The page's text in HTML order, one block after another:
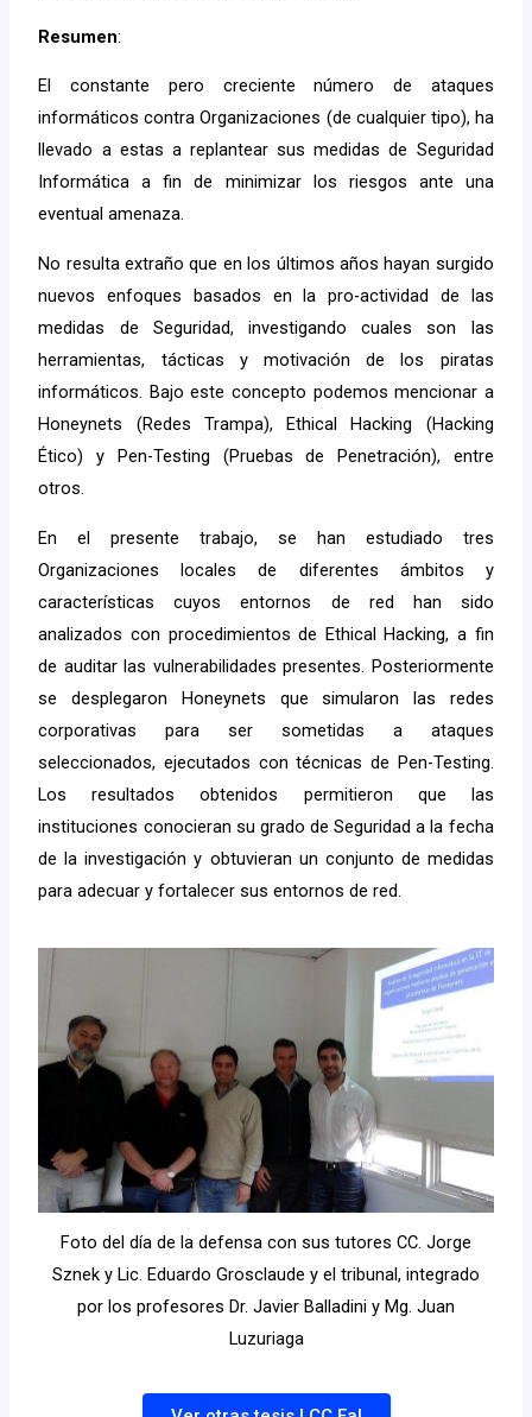
Resumen:
El constante pero creciente número de ataques
informáticos contra Organizaciones (de cualquier tipo), ha
llevado a estas a replantear sus medidas de Seguridad
Informática a fin de minimizar los riesgos ante una
eventual amenaza.
No resulta extraño que en los últimos años hayan surgido
nuevos enfoques basados en la pro-actividad de las
medidas de Seguridad, investigando cuales son las
herramientas, tácticas y motivación de los piratas
informáticos. Bajo este concepto podemos mencionar a
Honeynets (Redes Trampa), Ethical Hacking (Hacking
Ético) y Pen-Testing (Pruebas de Penetración), entre
otros.
En el presente trabajo, se han estudiado tres
Organizaciones locales de diferentes ámbitos y
características cuyos entornos de red han sido
analizados con procedimientos de Ethical Hacking, a fin
de auditar las vulnerabilidades presentes. Posteriormente
se desplegaron Honeynets que simularon las redes
corporativas para ser sometidas a ataques
seleccionados, ejecutados con técnicas de Pen-Testing.
Los resultados obtenidos permitieron que las
instituciones conocieran su grado de Seguridad a la fecha
de la investigación y obtuvieran un conjunto de medidas
para adecuar y fortalecer sus entornos de red.
Foto del día de la defensa con sus tutores CC. Jorge
Sznek y Lic. Eduardo Grosclaude y el tribunal, integrado
por los profesores Dr. Javier Balladini y Mg. Juan
Luzuriaga